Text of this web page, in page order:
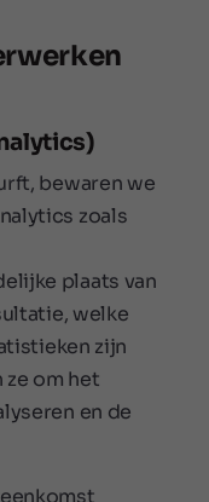
bewaren we
zoals
plaats van
welke
zijn
om het
en de